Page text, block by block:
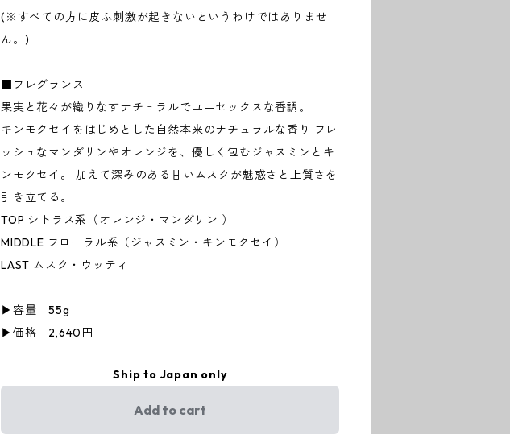
(※すべての方に皮ふ刺激が起きないというわけではありませ
ん。)
■フレグランス
果実と花々が織りなすナチュラルでユニセックスな香調。
キンモクセイをはじめとした自然本来のナチュラルな香り フレ
ッシュなマンダリンやオレンジを、優しく包むジャスミンとキ
ンモクセイ。 加えて深みのある甘いムスクが魅惑さと上質さを
引き立てる。
TOP シトラス系（オレンジ・マンダリン ）
MIDDLE フローラル系（ジャスミン・キンモクセイ）
LAST ムスク・ウッティ
▶︎容量 55g
▶︎価格 2,640円
Ship to Japan only
Add to cart